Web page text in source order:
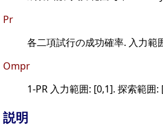
Pr
各二項試行の成功確率. 入力範
Ompr
1-PR 入力範囲: [0,1]. 探索範囲:
説明